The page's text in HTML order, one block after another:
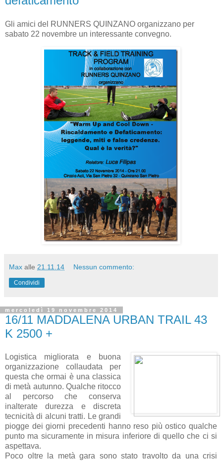
Gli amici del RUNNERS QUINZANO organizzano per
sabato 22 novembre un interessante convegno.
Max alle 21.11.14 Nessun commento:
Condividi
mercoledì 19 novembre 2014
16/11 MADDALENA URBAN TRAIL 43
K 2500 +
Logistica migliorata e buona
organizzazione collaudata per
questa che ormai è una classica
di metà autunno. Qualche ritocco
al percorso che conserva
inalterate durezza e discreta
tecnicità di alcuni tratti. Le grandi
piogge dei giorni precedenti hanno reso più ostico qualche
punto ma sicuramente in misura inferiore di quello che ci si
aspettava.
Poco oltre la metà gara sono stato travolto da una crisi